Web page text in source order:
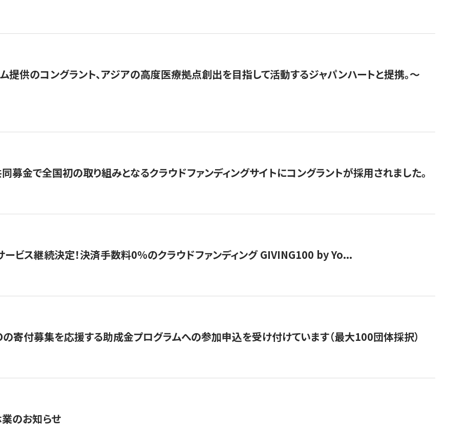
提供のコングラント、アジアの高度医療拠点創出を目指して活動するジャパンハートと提携。〜
募金で全国初の取り組みとなるクラウドファンディングサイトにコングラントが採用されました。
ビス継続決定！決済手数料0％のクラウドファンディング GIVING100 by Yo...
寄付募集を応援する助成金プログラムへの参加申込を受け付けています（最大100団体採択）
のお知らせ